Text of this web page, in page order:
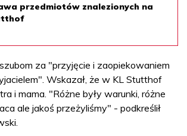
przedmiotów znalezionych na
za "przyjęcie i zaopiekowaniem
Wskazał, że w KL Stutthof
i mama. "Różne były warunki, różne
ale jakoś przeżyliśmy" - podkreślił